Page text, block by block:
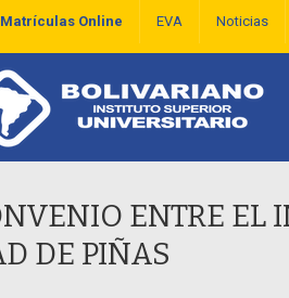
Online EVA Noticias
ENTRE EL
DE PIÑAS